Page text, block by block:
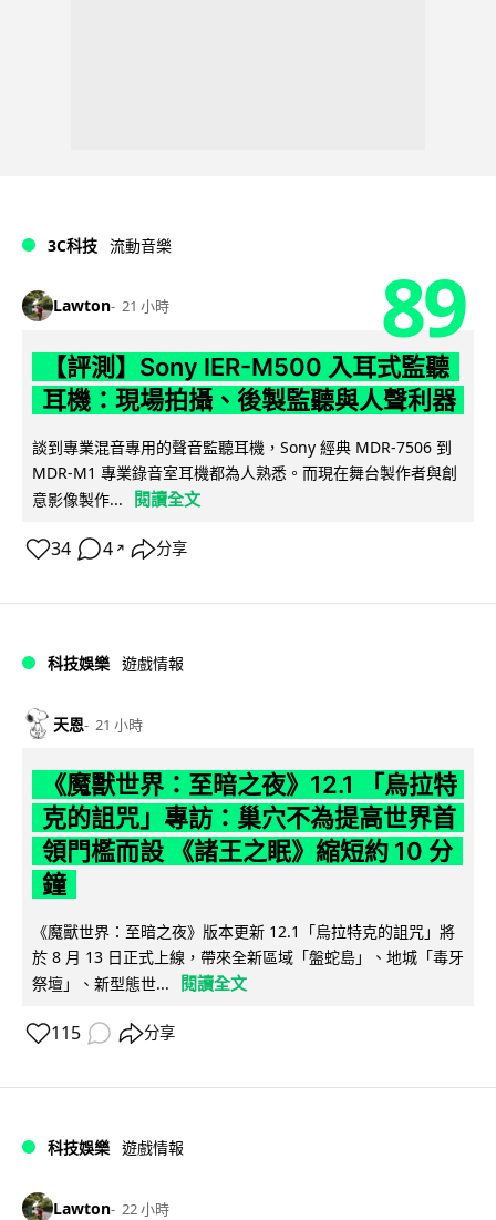
3C科技 流動音樂
Lawton 21 小時 89
【評測】Sony IER-M500 入耳式監聽
耳機：現場拍攝、後製監聽與人聲利器
談到專業混音專用的聲音監聽耳機，Sony 經典 MDR-7506 到
MDR-M1 專業錄音室耳機都為人熟悉。而現在舞台製作者與創
意影像製作...
閱讀全文
34 4 ↗ 分享
科技娛樂 遊戲情報
天恩 21 小時
《魔獸世界：至暗之夜》12.1 「烏拉特
克的詛咒」專訪：巢穴不為提高世界首
領門檻而設 《諸王之眠》縮短約 10 分
鐘
《魔獸世界：至暗之夜》版本更新 12.1「烏拉特克的詛咒」將
於 8 月 13 日正式上線，帶來全新區域「盤蛇島」、地城「毒牙
祭壇」、新型態世...
閱讀全文
115 分享
科技娛樂 遊戲情報
Lawton 22 小時